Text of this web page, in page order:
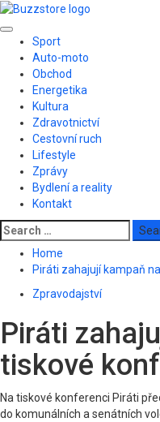
Skip
content
Primary
Menu
Sport
Auto-moto
Obchod
Energetika
Kultura
Zdravotnictví
Cestovní ruch
Lifestyle
Zprávy
Bydlení a reality
Kontakt
Search
for:
Home
Piráti zahajují kampaň
Zpravodajství
Piráti
tiskové
Na tiskové konferenci Piráti
do komunálních a senátních